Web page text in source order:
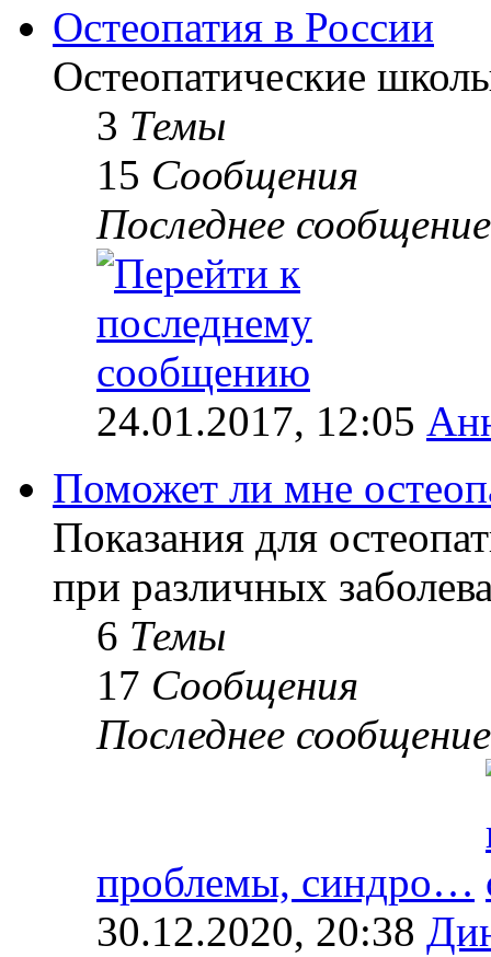
Остеопатия в России
Остеопатические
3 Темы
15 Сообщения
Последнее сообщение
24.01.2017, 12:05
Поможет ли мне
Показания для
при различных
6 Темы
17 Сообщения
Последнее сообщение
проблемы, синдро…
30.12.2020, 20:38